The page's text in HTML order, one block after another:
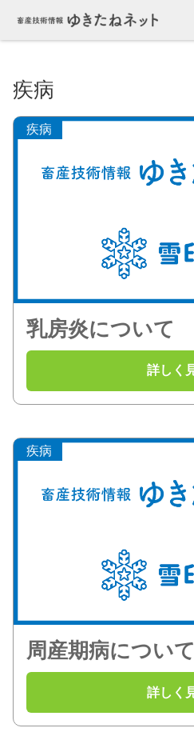
疾病
疾病
乳房炎について
疾病
周産期病について